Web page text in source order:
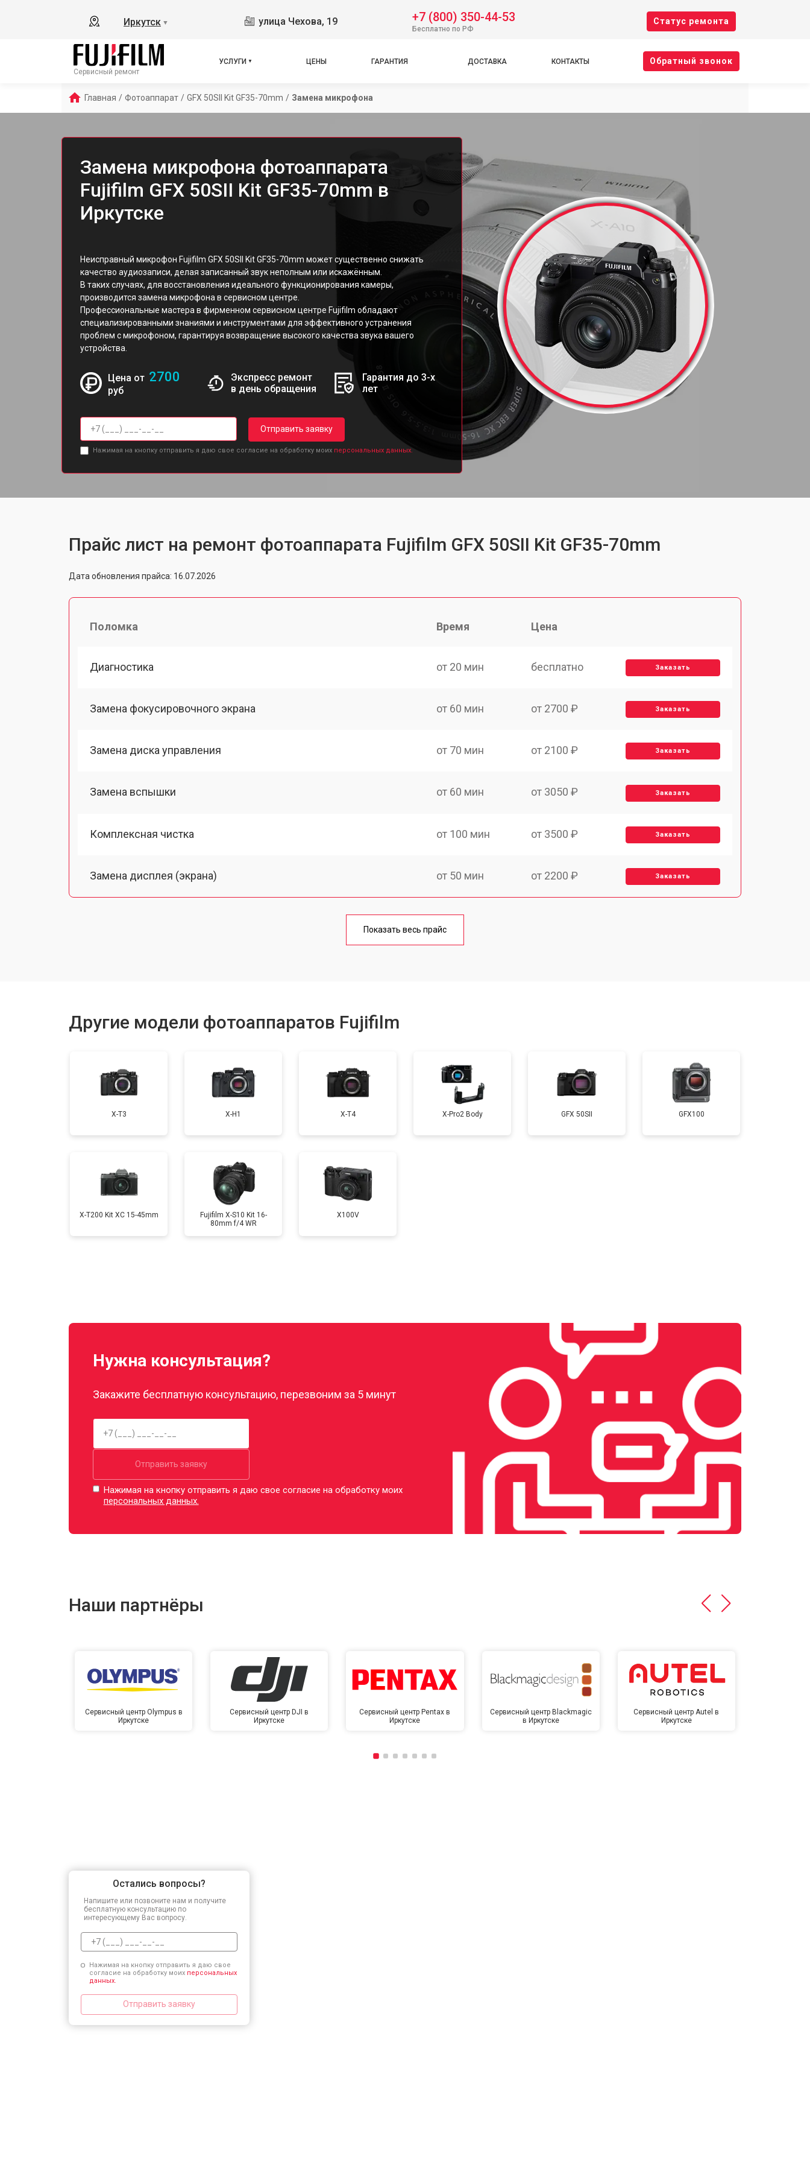
Иркутск ▼ улица Чехова, 19 +7 (800) 350-44-53
Бесплатно по РФ
Cтатус ремонта
Сервисный ремонт
УСЛУГИ ЦЕНЫ ГАРАНТИЯ ДОСТАВКА КОНТАКТЫ Oбратный звонок
Главная / Фотоаппарат / GFX 50SII Kit GF35-70mm / Замена микрофона
Замена микрофона фотоаппарата
Fujifilm GFX 50SII Kit GF35-70mm в
Иркутске
Неисправный микрофон Fujifilm GFX 50SII Kit GF35-70mm может существенно снижать
качество аудиозаписи, делая записанный звук неполным или искажённым.
В таких случаях, для восстановления идеального функционирования камеры,
производится замена микрофона в сервисном центре.
Профессиональные мастера в фирменном сервисном центре Fujifilm обладают
специализированными знаниями и инструментами для эффективного устранения
проблем с микрофоном, гарантируя возвращение высокого качества звука вашего
устройства.
Цена от 2700
руб
Экспресс ремонт
в день обращения
Гарантия до 3-х
лет
Отправить заявку
Нажимая на кнопку отправить я даю свое согласие на обработку моих персональных данных.
Прайс лист на ремонт фотоаппарата Fujifilm GFX 50SII Kit GF35-70mm
Дата обновления прайса: 16.07.2026
Поломка Время Цена
Диагностика от 20 мин бесплатно Заказать
Замена фокусировочного экрана от 60 мин от 2700 ₽ Заказать
Замена диска управления от 70 мин от 2100 ₽ Заказать
Замена вспышки от 60 мин от 3050 ₽ Заказать
Комплексная чистка от 100 мин от 3500 ₽ Заказать
Замена дисплея (экрана) от 50 мин от 2200 ₽ Заказать
от 50 мин
Замена CCD/CMOS матрицы от 70 мин от 4300 ₽ Заказать
Чистка матрицы
Показать весь прайс
Другие модели фотоаппаратов Fujifilm
X-T3 X-H1 X-T4 X-Pro2 Body GFX 50SII GFX100
X-T200 Kit XC 15-45mm
Fujifilm X-S10 Kit 16-
80mm f/4 WR
X100V
Нужна консультация?
Закажите бесплатную консультацию, перезвоним за 5 минут
Отправить заявку
Нажимая на кнопку отправить я даю свое согласие на обработку моих
персональных данных.
Наши партнёры
Сервисный центр Olympus в
Иркутске
Сервисный центр DJI в
Иркутске
Сервисный центр Pentax в
Иркутске
Сервисный центр Blackmagic
в Иркутске
Сервисный центр Autel в
Иркутске
Остались вопросы?
Напишите или позвоните нам и получите
бесплатную консультацию по
интересующему Вас вопросу.
Нажимая на кнопку отправить я даю свое
согласие на обработку моих персональных
данных.
Отправить заявку